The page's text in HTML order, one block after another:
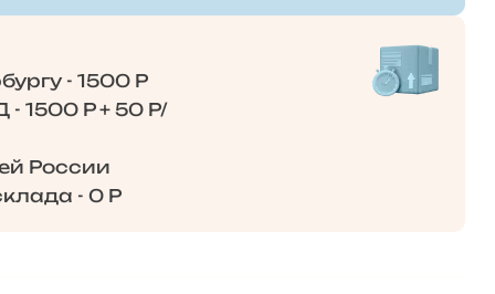
- 1500 Р
1500 Р + 50 Р/
России
- 0 Р